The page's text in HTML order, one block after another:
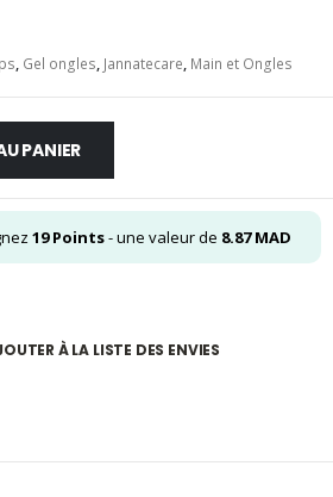
, Gel ongles, Jannatecare, Main et Ongles
PANIER
19Points- une valeur de 8.87MAD
À LA LISTE DES ENVIES